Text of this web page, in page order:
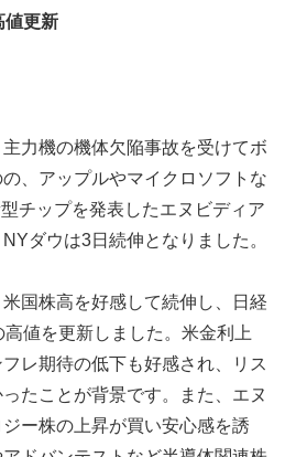
値更新
力機の機体欠陥事故を受けてボ
、アップルやマイクロソフトな
チップを発表したエヌビディア
ダウは3日続伸となりました。
国株高を好感して続伸し、日経
値を更新しました。米金利上
レ期待の低下も好感され、リス
たことが背景です。また、エヌ
ー株の上昇が買い安心感を誘